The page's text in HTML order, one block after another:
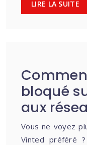
LIRE LA SUITE
bloqué
aux
Vous ne voyez
Vinted préféré ?